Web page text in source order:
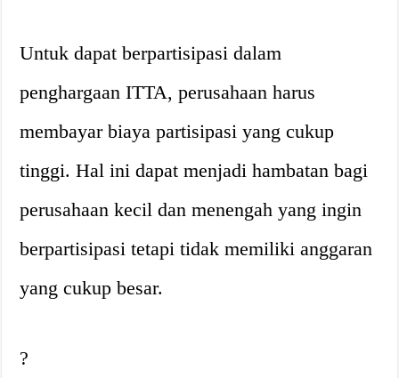
Untuk dapat berpartisipasi dalam
penghargaan ITTA, perusahaan harus
membayar biaya partisipasi yang cukup
tinggi. Hal ini dapat menjadi hambatan bagi
perusahaan kecil dan menengah yang ingin
berpartisipasi tetapi tidak memiliki anggaran
yang cukup besar.
?